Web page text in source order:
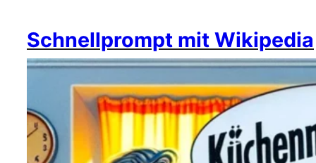
Schnellprompt mit Wikipedia